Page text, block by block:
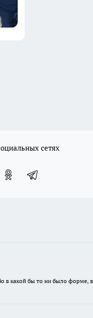
сетях
в какой бы то ни было форме,